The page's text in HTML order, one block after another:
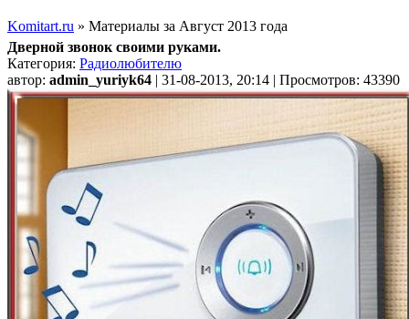
Komitart.ru » Материалы за Август 2013 года
Дверной звонок своими руками.
Категория: Радиолюбителю
автор: admin_yuriyk64 | 31-08-2013, 20:14 | Просмотров: 43390